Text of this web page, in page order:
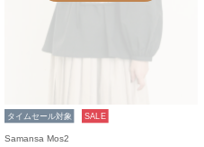
タイムセール対象 SALE
Samansa Mos2